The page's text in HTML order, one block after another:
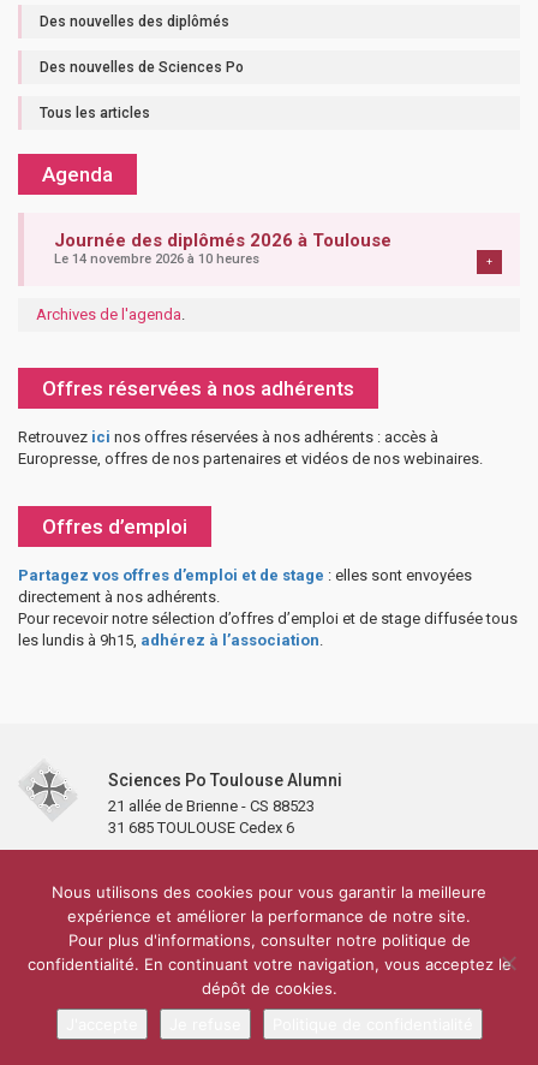
Des nouvelles des diplômés
Des nouvelles de Sciences Po
Tous les articles
Agenda
Journée des diplômés 2026 à Toulouse
Le 14 novembre 2026 à 10 heures +
Archives de l'agenda
Offres réservées à nos adhérents
Retrouvez ici nos offres réservées à nos adhérents : accès à
Europresse, offres de nos partenaires et vidéos de nos webinaires.
Offres d’emploi
Partagez vos offres d’emploi et de stage : elles sont envoyées
directement à nos adhérents.
Pour recevoir notre sélection d’offres d’emploi et de stage diffusée tous
les lundis à 9h15, adhérez à l’association
Sciences Po Toulouse Alumni
21 allée de Brienne - CS 88523
31 685 TOULOUSE Cedex 6
Partenaires et soutiens
Lettre d’information
Réseaux sociaux
Sciences Po Toulouse
Carré Alumni de la bibliothèque de Sciences Po Toulouse
10 000 diplômés
Réseau ScPo
Mentions légales Politique de confidentialité
Plan du site
Conception & réalisation :CEREAL CONCEPT
Nous utilisons des cookies pour vous garantir la meilleure
expérience et améliorer la performance de notre site.
Pour plus d'informations, consulter notre politique de
confidentialité. En continuant votre navigation, vous acceptez le
dépôt de cookies.